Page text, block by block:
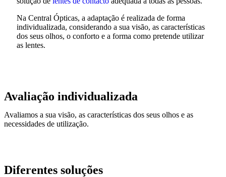
Na Central Ópticas, a adaptação é realizada de forma
individualizada, considerando a sua visão, as características
dos seus olhos, o conforto e a forma como pretende utilizar
as lentes.
Avaliação individualizada
Avaliamos a sua visão, as características dos seus olhos e as
necessidades de utilização.
Diferentes soluções